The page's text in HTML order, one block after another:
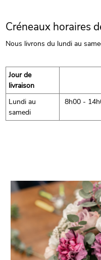
Créneaux horaires
Nous livrons du lundi au
Jour de
livraison
Lundi au
samedi
8h00 -